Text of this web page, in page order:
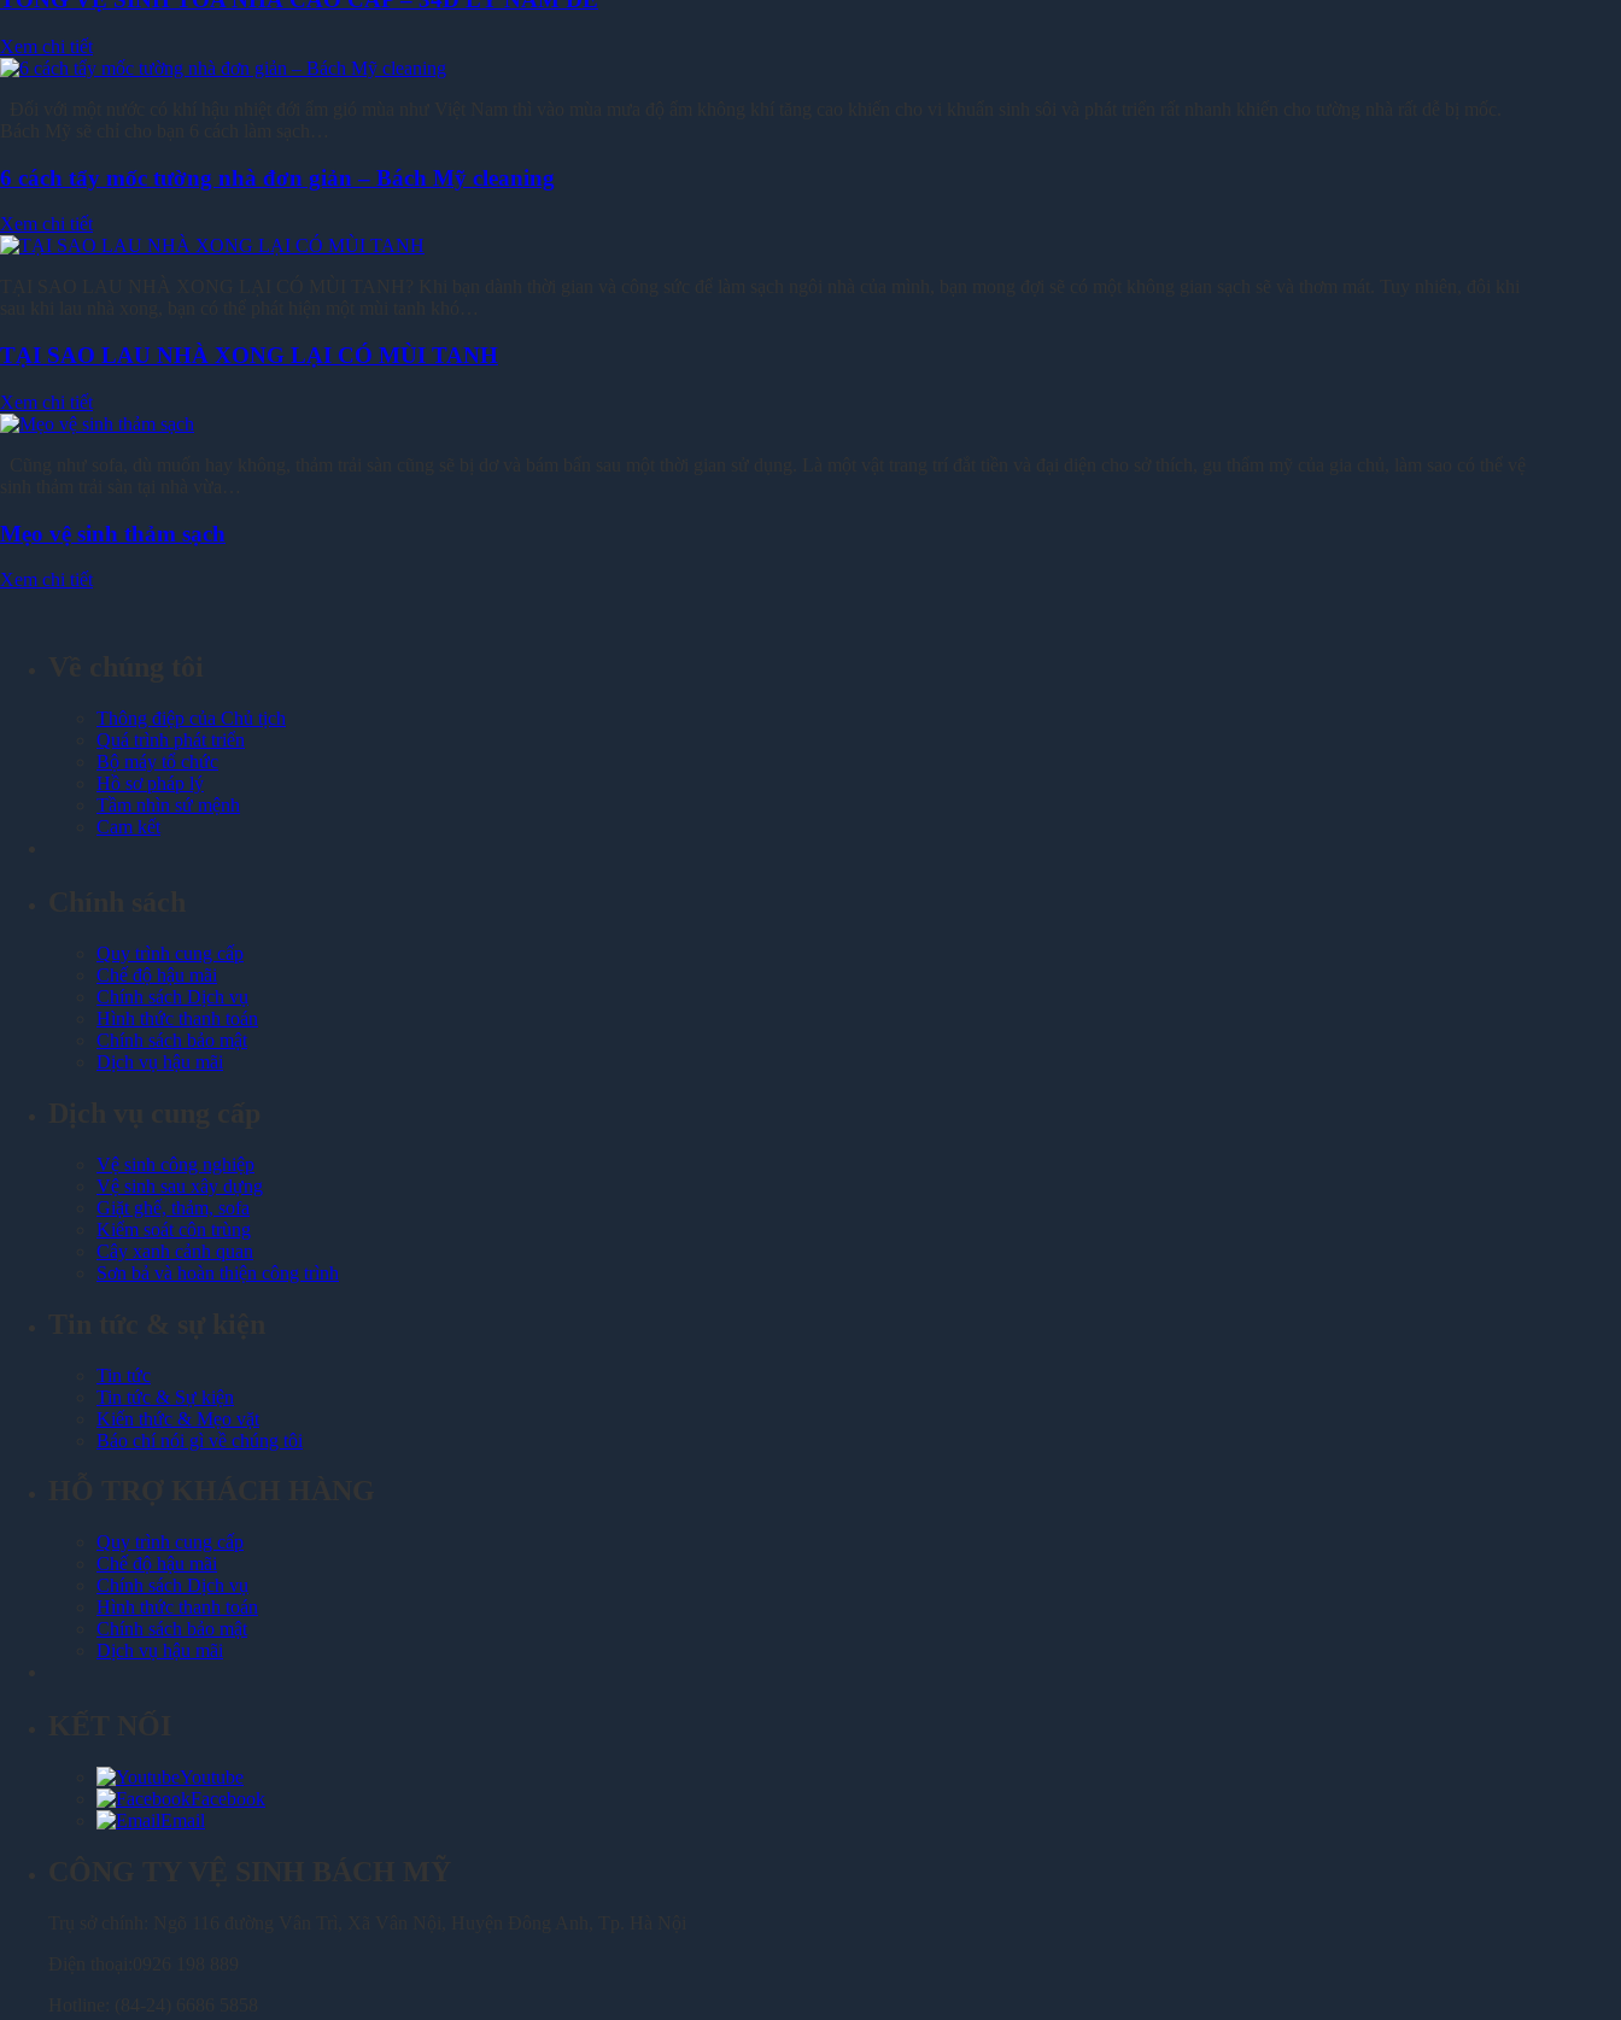
Xem chi tiết
6 cách tẩy mốc tường nhà đơn giản – Bách Mỹ cleaning
Xem chi tiết
TẠI SAO LAU NHÀ XONG LẠI CÓ MÙI TANH
Xem chi tiết
Mẹo vệ sinh thảm sạch
Xem chi tiết
Thông điệp của Chủ tịch
Quá trình phát triển
Bộ máy tổ chức
Hồ sơ pháp lý
Tầm nhìn sứ mệnh
Cam kết
Quy trình cung cấp
Chế độ hậu mãi
Chính sách Dịch vụ
Hình thức thanh toán
Chính sách bảo mật
Dịch vụ hậu mãi
Vệ sinh công nghiệp
Vệ sinh sau xây dựng
Giặt ghế, thảm, sofa
Kiểm soát côn trùng
Cây xanh cảnh quan
Sơn bả và hoàn thiện công trình
Tin tức
Tin tức & Sự kiện
Kiến thức & Mẹo vặt
Báo chí nói gì về chúng tôi
Quy trình cung cấp
Chế độ hậu mãi
Chính sách Dịch vụ
Hình thức thanh toán
Chính sách bảo mật
Dịch vụ hậu mãi
Youtube
Facebook
Email